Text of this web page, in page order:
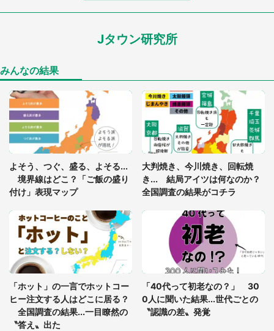
「孫にあげると思って、あなたにこれをあげる」
「ゾワゾワする」「本当に気持ち悪い」 道端でバ
グっちゃってた〝野生の野菜〟に6.5万人戦慄
「閉所恐怖症の私は新幹線で大パニック。隣席の青
年に『手を繋いで』とお願いしたら...」 体験談に
8万人感動
7万人驚がく 「お菓子売り場ならまだしも...」「ハ
ードル高い」
あまりにも四角すぎる猫、激写される 「これもう
座布団だろ」「食パンの耳」と1.4万人困惑
Jタウン研究所
みんなの結果
よそう、つぐ、盛る、よそる...
境界線はどこ？「ご飯の盛り
付け」表現マップ
大判焼き、今川焼き、回転焼
き... 結局アイツは何なのか？
全国調査の結果がコチラ
「ホット」の一言でホットコー
ヒー注文する人はどこに居る？
全国調査の結果...一目瞭然の
〝答え〟出た
「40代って初老なの？」 30
0人に聞いた結果...世代ごとの
〝認識の差〟発覚